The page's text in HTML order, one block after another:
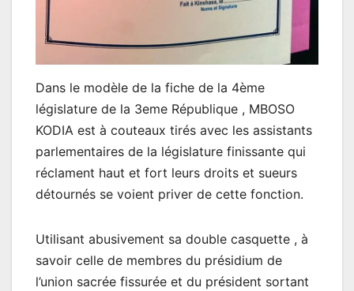
Dans le modèle de la fiche de la 4ème
législature de la 3eme République , MBOSO
KODIA est à couteaux tirés avec les assistants
parlementaires de la législature finissante qui
réclament haut et fort leurs droits et sueurs
détournés se voient priver de cette fonction.
Utilisant abusivement sa double casquette , à
savoir celle de membres du présidium de
l’union sacrée fissurée et du président sortant